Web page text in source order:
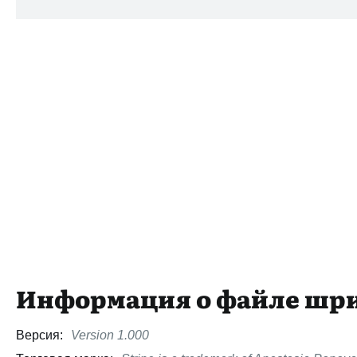
Информация о файле
Версия:
Version 1.000